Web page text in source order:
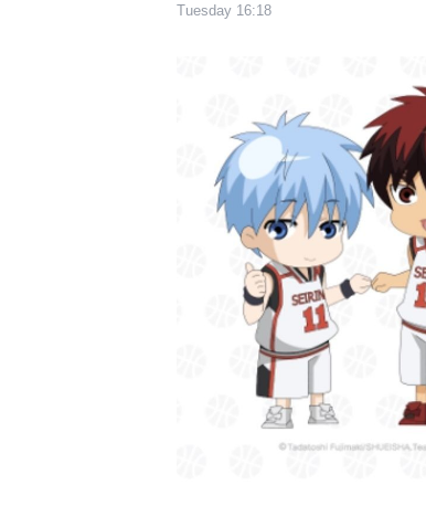
Tuesday 16:18